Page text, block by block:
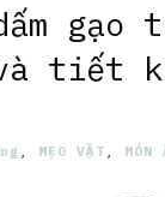
gạo
tiết
MẸO VẶT MÓN